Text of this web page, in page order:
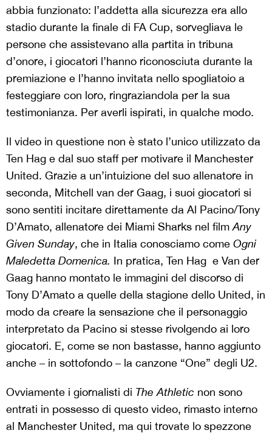
abbia funzionato: l’addetta alla sicurezza era allo
stadio durante la finale di FA Cup, sorvegliava le
persone che assistevano alla partita in tribuna
d’onore, i giocatori l’hanno riconosciuta durante la
premiazione e l’hanno invitata nello spogliatoio a
festeggiare con loro, ringraziandola per la sua
testimonianza. Per averli ispirati, in qualche modo.
Il video in questione non è stato l’unico utilizzato da
Ten Hag e dal suo staff per motivare il Manchester
United. Grazie a un’intuizione del suo allenatore in
seconda, Mitchell van der Gaag, i suoi giocatori si
sono sentiti incitare direttamente da Al Pacino/Tony
D’Amato, allenatore dei Miami Sharks nel filmAny
Given Sunday, che in Italia conosciamo come Ogni
Maledetta Domenica. In pratica, Ten Hag e Van der
Gaag hanno montato le immagini del discorso di
Tony D’Amato a quelle della stagione dello United, in
modo da creare la sensazione che il personaggio
interpretato da Pacino si stesse rivolgendo ai loro
giocatori. E, come se non bastasse, hanno aggiunto
anche – in sottofondo – la canzone “One” degli U2.
Ovviamente i giornalisti di The Athletic non sono
entrati in possesso di questo video, rimasto interno
al Manchester United, ma qui trovate lo spezzone